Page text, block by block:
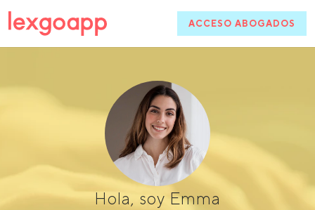
ACCESO ABOGADOS
Hola, soy Emma